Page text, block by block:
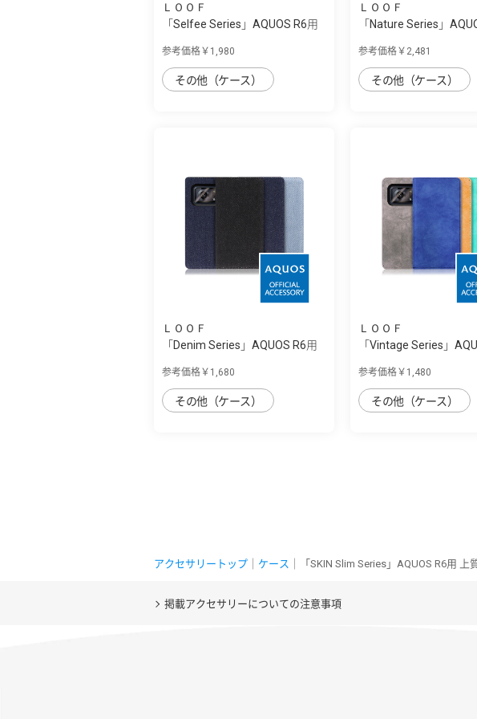
ＬＯＯＦ
「Selfee Series」AQUOS R6用
参考価格￥1,980
その他（ケース）
ＬＯＯＦ
「Nature Series」
参考価格￥2,481
その他（ケース）
ＬＯＯＦ
「Denim Series」AQUOS R6用
参考価格￥1,680
その他（ケース）
ＬＯＯＦ
「Vintage Series」
参考価格￥1,480
その他（ケース）
アクセサリートップ ケース ｜「SKIN Slim Series」AQUOS R6用
掲載アクセサリーについての注意事項